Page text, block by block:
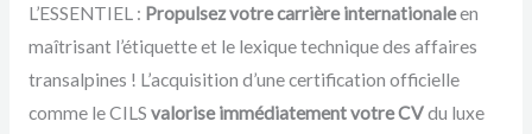
L’ESSENTIEL : Propulsez votre carrière internationaleen
maîtrisant l’étiquette et le lexique technique des affaires
transalpines ! L’acquisition d’une certification officielle
comme le CILS valorise immédiatement votre CVdu luxe